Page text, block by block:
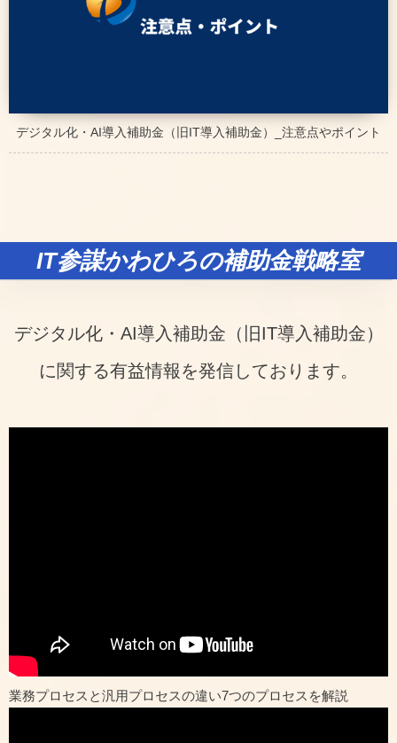
デジタル化・AI導入補助金（旧IT導入補助金）_注意点やポイント
IT参謀かわひろの補助金戦略室
デジタル化・AI導入補助金（旧IT導入補助金）
に関する有益情報を発信しております。
業務プロセスと汎用プロセスの違い7つのプロセスを解説